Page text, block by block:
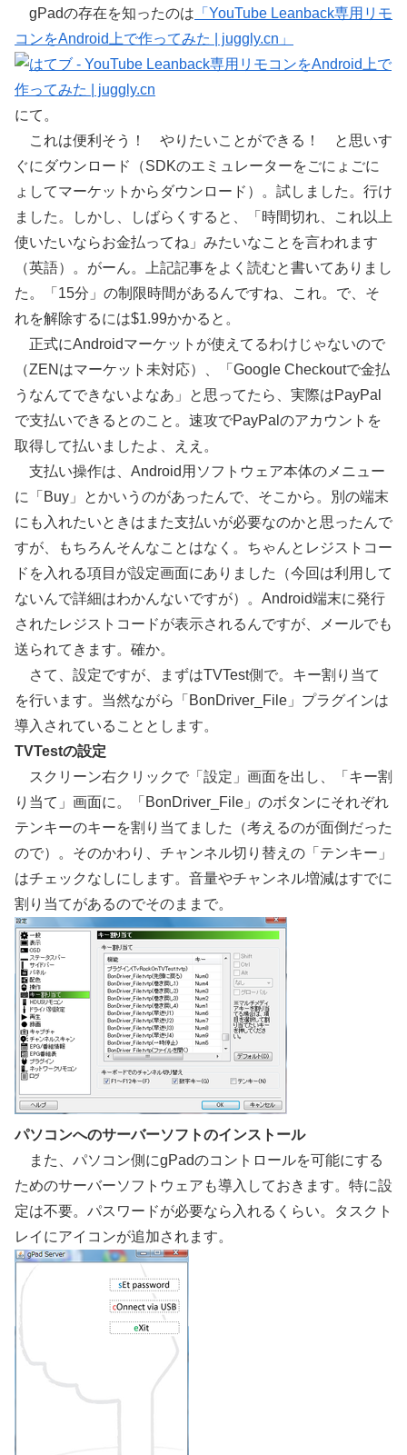
gPadの存在を知ったのは 「YouTube Leanback専用リモ
コンをAndroid上で作ってみた | juggly.cn」
にて。
これは便利そう！ やりたいことができる！ と思いす
ぐにダウンロード（SDKのエミュレーターをごにょごに
ょしてマーケットからダウンロード）。試しました。行け
ました。しかし、しばらくすると、「時間切れ、これ以上
使いたいならお金払ってね」みたいなことを言われます
（英語）。がーん。上記記事をよく読むと書いてありまし
た。「15分」の制限時間があるんですね、これ。で、そ
れを解除するには$1.99かかると。
正式にAndroidマーケットが使えてるわけじゃないので
（ZENはマーケット未対応）、「Google Checkoutで金払
うなんてできないよなあ」と思ってたら、実際はPayPal
で支払いできるとのこと。速攻でPayPalのアカウントを
取得して払いましたよ、ええ。
支払い操作は、Android用ソフトウェア本体のメニュー
に「Buy」とかいうのがあったんで、そこから。別の端末
にも入れたいときはまた支払いが必要なのかと思ったんで
すが、もちろんそんなことはなく。ちゃんとレジストコー
ドを入れる項目が設定画面にありました（今回は利用して
ないんで詳細はわかんないですが）。Android端末に発行
されたレジストコードが表示されるんですが、メールでも
送られてきます。確か。
さて、設定ですが、まずはTVTest側で。キー割り当て
を行います。当然ながら「BonDriver_File」プラグインは
導入されていることとします。
TVTestの設定
スクリーン右クリックで「設定」画面を出し、「キー割
り当て」画面に。「BonDriver_File」のボタンにそれぞれ
テンキーのキーを割り当てました（考えるのが面倒だった
ので）。そのかわり、チャンネル切り替えの「テンキー」
はチェックなしにします。音量やチャンネル増減はすでに
割り当てがあるのでそのままで。
パソコンへのサーバーソフトのインストール
また、パソコン側にgPadのコントロールを可能にする
ためのサーバーソフトウェアも導入しておきます。特に設
定は不要。パスワードが必要なら入れるくらい。タスクト
レイにアイコンが追加されます。